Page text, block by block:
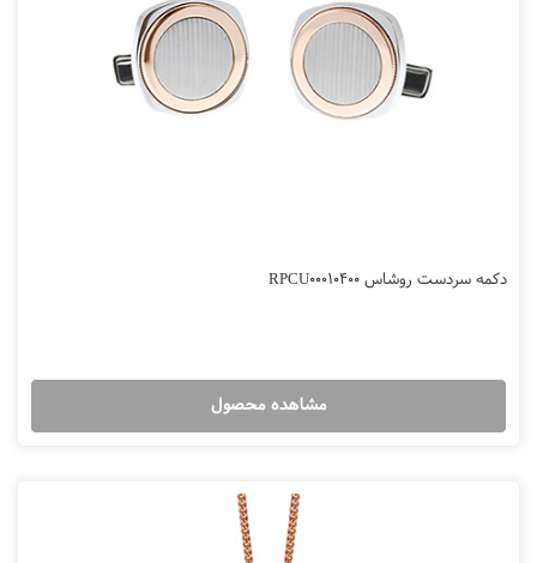
دکمه سردست روشاس RPCU00010400
مشاهده محصول